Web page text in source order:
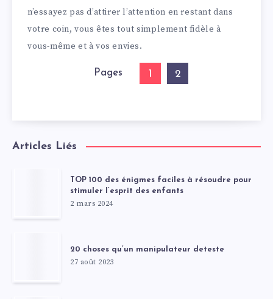
n’essayez pas d’attirer l’attention en restant dans
votre coin, vous êtes tout simplement fidèle à
vous-même et à vos envies.
Pages 1 2
Articles Liés
TOP 100 des énigmes faciles à résoudre pour
stimuler l’esprit des enfants
2 mars 2024
20 choses qu’un manipulateur deteste
27 août 2023